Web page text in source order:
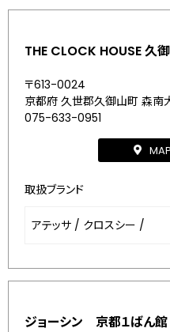
THE CLOCK HOUSE 久
〒613-0024
京都府 久世郡久御山町 森南
075-633-0951
取扱ブランド
アテッサ / クロスシー /
ジョーシン 京都１ばん館